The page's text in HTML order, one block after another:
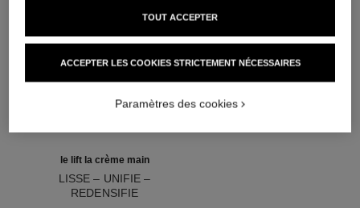
le lift la crème main
LISSE – UNIFIE –
REDENSIFIE
ACCEPTER LES COOKIES STRICTEMENT NÉCESSAIRES
TOUT ACCEPTER
Paramètres des cookies